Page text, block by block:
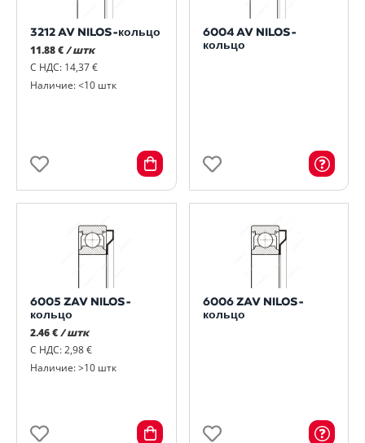
3212 AV NILOS-кольцо
11.88 €/ штк
С НДС: 14,37 €
Наличие: <10 штк
6004 AV NILOS-
кольцо
6005 ZAV NILOS-
кольцо
2.46 €/ штк
С НДС: 2,98 €
Наличие: >10 штк
6006 ZAV NILOS-
кольцо